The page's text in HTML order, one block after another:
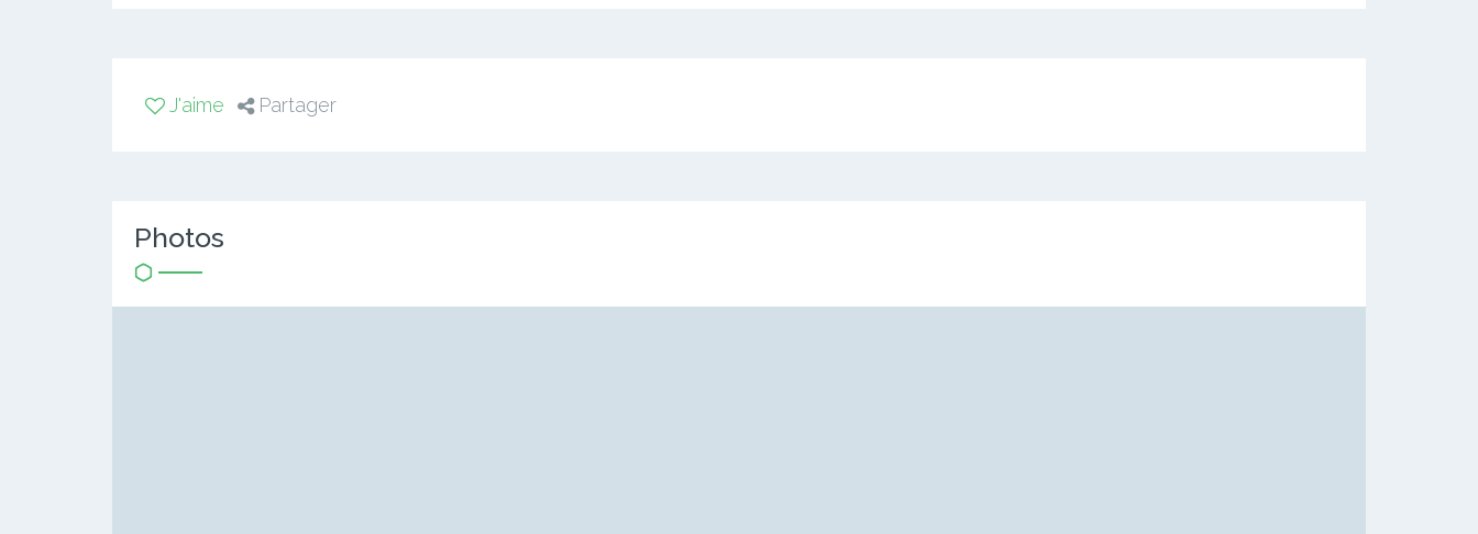
J'aime Partager
Photos